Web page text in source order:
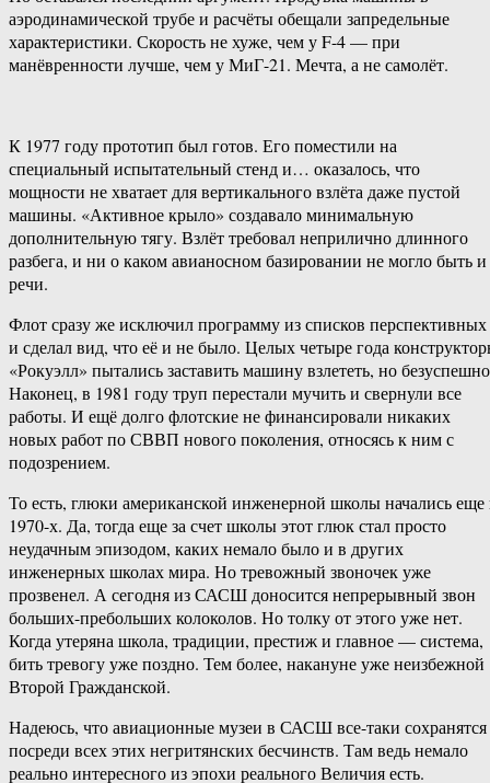
аэродинамической трубе и расчёты обещали запредельные
характеристики. Скорость не хуже, чем у F-4 — при
манёвренности лучше, чем у МиГ-21. Мечта, а не самолёт.
К 1977 году прототип был готов. Его поместили на
специальный испытательный стенд и… оказалось, что
мощности не хватает для вертикального взлёта даже пустой
машины. «Активное крыло» создавало минимальную
дополнительную тягу. Взлёт требовал неприлично длинного
разбега, и ни о каком авианосном базировании не могло быть и
речи.
Флот сразу же исключил программу из списков перспективных
и сделал вид, что её и не было. Целых четыре года
«Рокуэлл» пытались заставить машину взлететь, но
Наконец, в 1981 году труп перестали мучить и свернули все
работы. И ещё долго флотские не финансировали никаких
новых работ по СВВП нового поколения, относясь к ним с
подозрением.
То есть, глюки американской инженерной школы начались еще
1970-х. Да, тогда еще за счет школы этот глюк стал просто
неудачным эпизодом, каких немало было и в других
инженерных школах мира. Но тревожный звоночек уже
прозвенел. А сегодня из САСШ доносится непрерывный звон
больших-пребольших колоколов. Но толку от этого уже нет.
Когда утеряна школа, традиции, престиж и главное — система,
бить тревогу уже поздно. Тем более, накануне уже неизбежной
Второй Гражданской.
Надеюсь, что авиационные музеи в САСШ все-таки сохранятся
посреди всех этих негритянских бесчинств. Там ведь немало
реально интересного из эпохи реального Величия есть.